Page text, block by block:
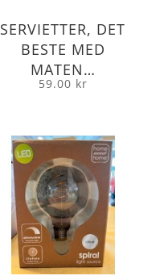
SERVIETTER, DET
BESTE MED
MATEN…
59.00 kr